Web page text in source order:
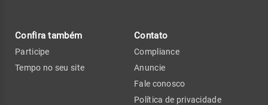
Confira também
Participe
Tempo no seu site
Contato
Compliance
Anuncie
Fale conosco
Política de privacidade